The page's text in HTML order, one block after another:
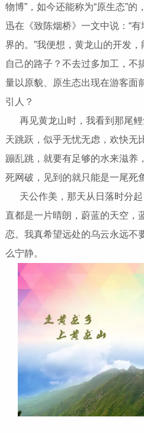
物博”，如今还能称为“原生态”
迅在《致陈烟桥》一文中说：“
界的。”我便想，黄龙山的开发
自己的路子？不去过多加工，不
量以原貌、原生态出现在游客面
引人？
再见黄龙山时，我看到那尾鲤
天跳跃，似乎无忧无虑，欢快无
蹦乱跳，就要有足够的水来滋养
死网破，见到的就只能是一尾死
天公作美，那天从日落时分起
直都是一片晴朗，蔚蓝的天空，
恋。我真希望远处的乌云永远不
么宁静。